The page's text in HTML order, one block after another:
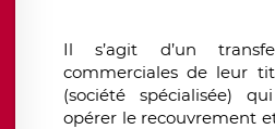
Il s’agit d’un
commerciales de leur
(société spécialisée)
opérer le recouvrement